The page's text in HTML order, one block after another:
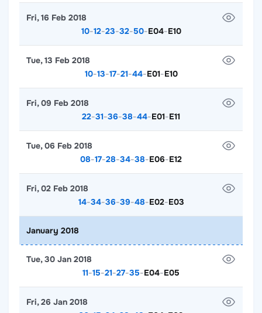
10-12-23-32-50-E04-E10
Fri, 16 Feb 2018
10-13-17-21-44-E01-E10
Tue, 13 Feb 2018
22-31-36-38-44-E01-E11
Fri, 09 Feb 2018
08-17-28-34-38-E06-E12
Tue, 06 Feb 2018
14-34-36-39-48-E02-E03
Fri, 02 Feb 2018
January 2018
11-15-21-27-35-E04-E05
Tue, 30 Jan 2018
Fri, 26 Jan 2018